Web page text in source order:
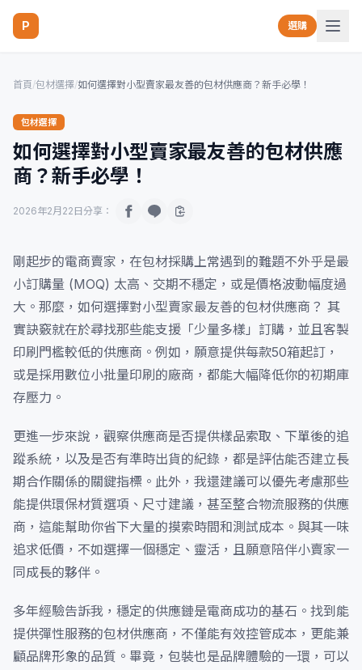
P 選購
首頁/包材選擇/如何選擇對小型賣家最友善的包材供應商？新手必學！
包材選擇
如何選擇對小型賣家最友善的包材供應
商？新手必學！
2026年2月22日 分享：
剛起步的電商賣家，在包材採購上常遇到的難題不外乎是最
小訂購量 (MOQ) 太高、交期不穩定，或是價格波動幅度過
大。那麼，如何選擇對小型賣家最友善的包材供應商？ 其
實訣竅就在於尋找那些能支援「少量多樣」訂購，並且客製
印刷門檻較低的供應商。例如，願意提供每款50箱起訂，
或是採用數位小批量印刷的廠商，都能大幅降低你的初期庫
存壓力。
更進一步來說，觀察供應商是否提供樣品索取、下單後的追
蹤系統，以及是否有準時出貨的紀錄，都是評估能否建立長
期合作關係的關鍵指標。此外，我還建議可以優先考慮那些
能提供環保材質選項、尺寸建議，甚至整合物流服務的供應
商，這能幫助你省下大量的摸索時間和測試成本。與其一味
追求低價，不如選擇一個穩定、靈活，且願意陪伴小賣家一
同成長的夥伴。
多年經驗告訴我，穩定的供應鏈是電商成功的基石。找到能
提供彈性服務的包材供應商，不僅能有效控管成本，更能兼
顧品牌形象的品質。畢竟，包裝也是品牌體驗的一環，可以